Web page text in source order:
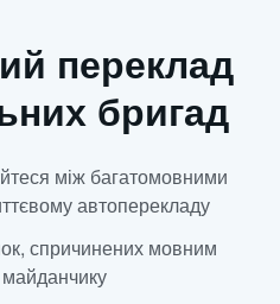
переклад
бригад
між багатомовними
автоперекладу
спричинених мовним